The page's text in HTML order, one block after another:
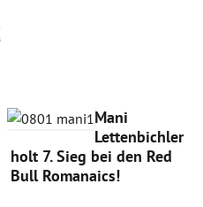
Mani
Lettenbichler
holt 7. Sieg bei den Red
Bull Romanaics!